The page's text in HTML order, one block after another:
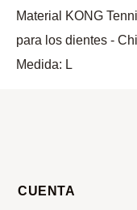
Material KONG
para los dientes -
Medida: L
CUENTA